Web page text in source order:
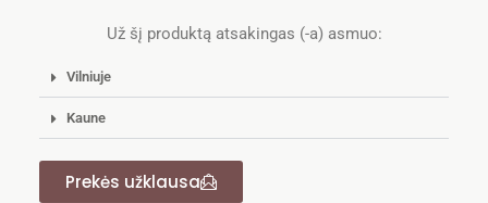
Už šį produktą atsakingas (-a) asmuo:
Vilniuje
Kaune
Prekės užklausa